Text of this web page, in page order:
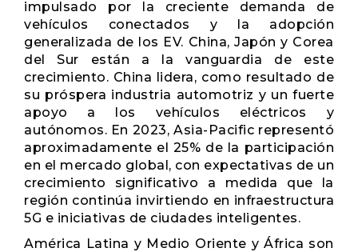
impulsado por la creciente demanda de
vehículos conectados y la adopción
generalizada de los EV. China, Japón y Corea
del Sur están a la vanguardia de este
crecimiento. China lidera, como resultado de
su próspera industria automotriz y un fuerte
apoyo a los vehículos eléctricos y
autónomos. En 2023, Asia-Pacific representó
aproximadamente el 25% de la participación
en el mercado global, con expectativas de un
crecimiento significativo a medida que la
región continúa invirtiendo en infraestructura
5G e iniciativas de ciudades inteligentes.
América Latina y Medio Oriente y África son